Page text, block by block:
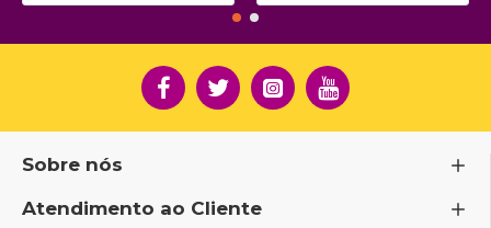
Sobre nós
Atendimento ao Cliente